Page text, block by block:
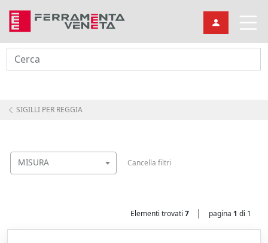
Cerca
SIGILLI PER REGGIA
MISURA Cancella filtri
Elementi trovati 7 | pagina 1 di 1